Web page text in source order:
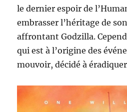
le dernier espoir de
embrasser l’héritage de
affrontant Godzilla.
qui est à l’origine des
mouvoir, décidé à